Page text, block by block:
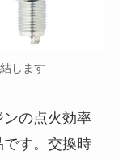
します
の点火効率
す。交換時